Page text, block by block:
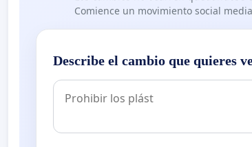
Comience un movimiento social
Describe el cambio que quieres